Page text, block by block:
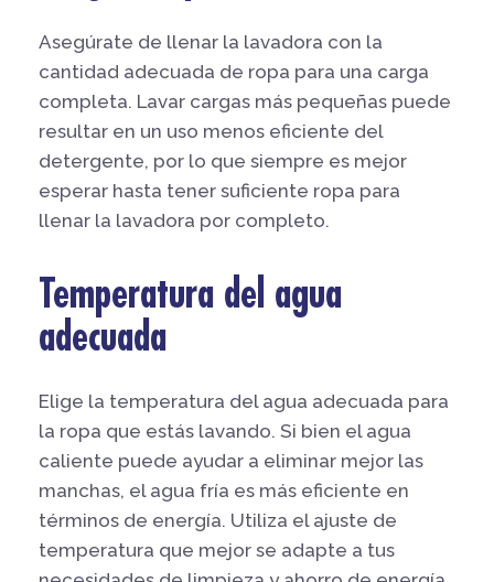
Asegúrate de llenar la lavadora con la
cantidad adecuada de ropa para una carga
completa. Lavar cargas más pequeñas puede
resultar en un uso menos eficiente del
detergente, por lo que siempre es mejor
esperar hasta tener suficiente ropa para
llenar la lavadora por completo.
Temperatura del agua
adecuada
Elige la temperatura del agua adecuada para
la ropa que estás lavando. Si bien el agua
caliente puede ayudar a eliminar mejor las
manchas, el agua fría es más eficiente en
términos de energía. Utiliza el ajuste de
temperatura que mejor se adapte a tus